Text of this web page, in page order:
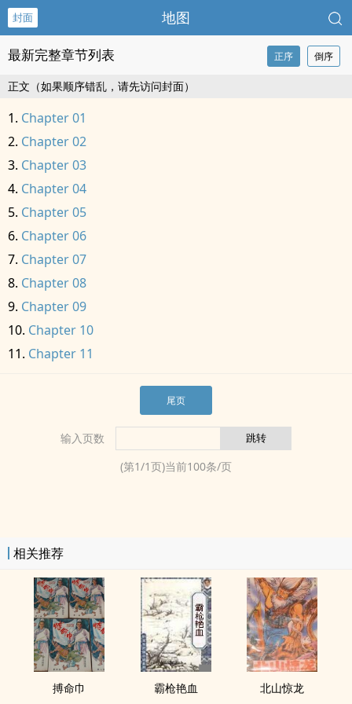
封面 地图
最新完整章节列表 正序 倒序
正文（如果顺序错乱，请先访问封面）
Chapter 01
Chapter 02
Chapter 03
Chapter 04
Chapter 05
Chapter 06
Chapter 07
Chapter 08
Chapter 09
Chapter 10
Chapter 11
尾页
输入页数
(第1/1页)当前100条/页
相关推荐
搏命巾 霸枪艳血 北山惊龙